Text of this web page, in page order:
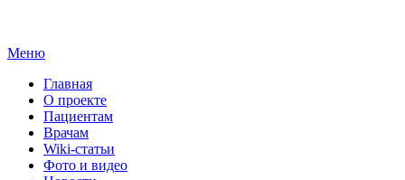
Меню
Главная
О проекте
Пациентам
Врачам
Wiki-статьи
Фото и видео